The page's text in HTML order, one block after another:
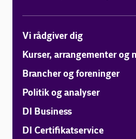
Vi rådgiver dig
Kurser, arrangementer og
Brancher og foreninger
Politik og analyser
DI Business
DI Certifikatservice